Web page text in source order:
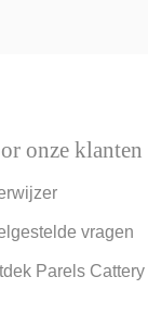
onze klanten
vragen
Parels Cattery